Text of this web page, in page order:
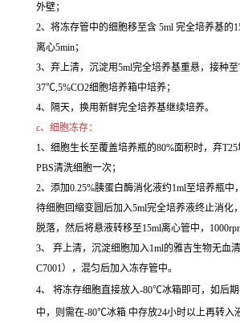
外壁；
2、将冻存管中的细胞移至含 5ml 完全培养基的
离心5min；
3、弃上清，沉淀用5ml完全培养基重悬，接种
37℃,5%CO2细胞培养箱中培养；
4、隔天，换用新鲜完全培养基继续培养。
c、细胞冻存：
1、细胞生长至覆盖培养瓶的80%面积时，弃
PBS清洗细胞一次；
2、添加0.25%胰蛋白酶消化液约1ml至培养瓶中
待细胞回缩变圆后加入5ml完全培养液终止消化
脱落，然后将悬液转移至15ml离心管中，
3、 弃上清，沉淀细胞加入1ml的雅吉生物无血
C7001），混匀后加入冻存管中。
4、 将冻存细胞直接放入-80℃冰箱即可，如后
中，则需在-80℃冰箱 中存放24小时以上再转入